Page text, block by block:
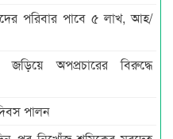
পরিবার পাবে ৫ লাখ, আহ/
অপপ্রচারের বিরুদ্ধে
পালন